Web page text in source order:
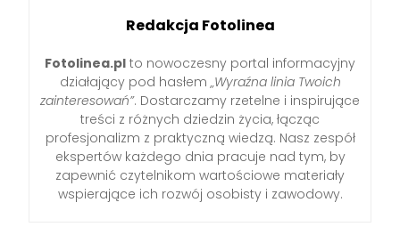
Redakcja Fotolinea
Fotolinea.pl to nowoczesny portal informacyjny
działający pod hasłem „Wyraźna linia Twoich
zainteresowań”. Dostarczamy rzetelne i inspirujące
treści z różnych dziedzin życia, łącząc
profesjonalizm z praktyczną wiedzą. Nasz zespół
ekspertów każdego dnia pracuje nad tym, by
zapewnić czytelnikom wartościowe materiały
wspierające ich rozwój osobisty i zawodowy.